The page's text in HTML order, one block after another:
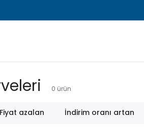
0 ürün
Fiyat azalan İndirim oranı artan